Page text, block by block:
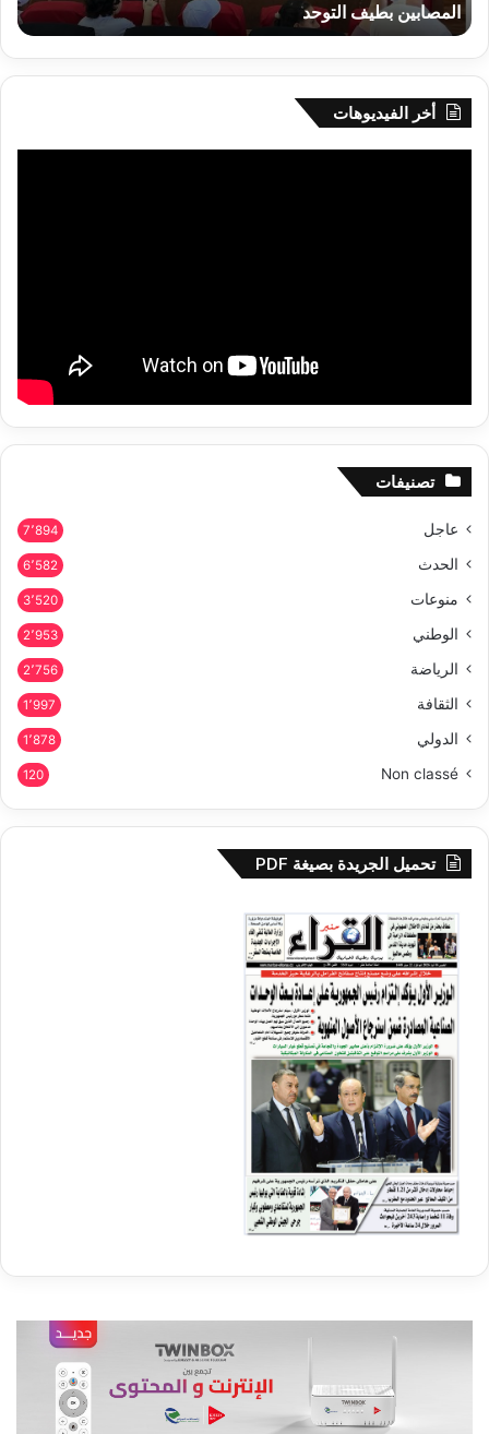
التوحد
المصابين بطيف التوحد
أخر الفيديوهات
تصنيفات
عاجل 7٬894
الحدث 6٬582
منوعات 3٬520
الوطني 2٬953
الرياضة 2٬756
الثقافة 1٬997
الدولي 1٬878
Non classé
120
تحميل الجريدة بصيغة PDF